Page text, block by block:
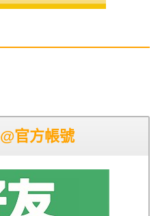
官方帳號